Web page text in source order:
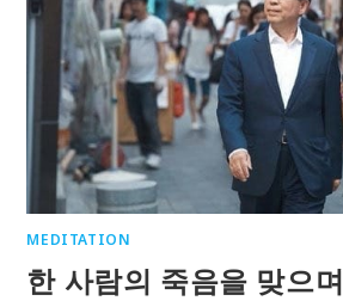
MEDITATION
한 사람의 죽음을 맞으며